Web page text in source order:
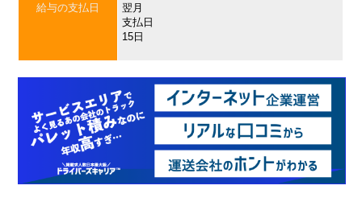
給与の支払日
翌月
支払日
15日